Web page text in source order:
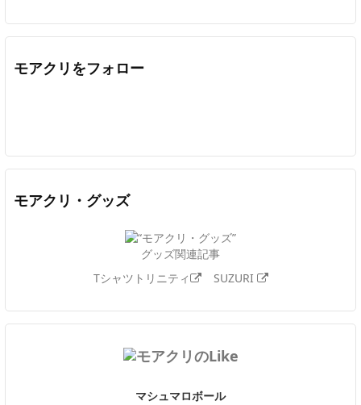
モアクリをフォロー
モアクリ・グッズ
グッズ関連記事
Tシャツトリニティ
SUZURI
マシュマロボール